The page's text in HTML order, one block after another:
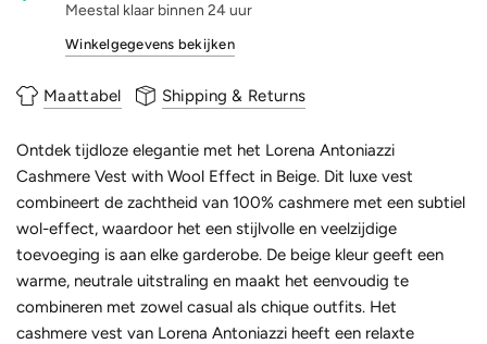
Meestal klaar binnen 24 uur
Winkelgegevens bekijken
Maattabel Shipping & Returns
Ontdek tijdloze elegantie met het Lorena Antoniazzi
Cashmere Vest with Wool Effect in Beige. Dit luxe vest
combineert de zachtheid van 100% cashmere met een subtiel
wol-effect, waardoor het een stijlvolle en veelzijdige
toevoeging is aan elke garderobe. De beige kleur geeft een
warme, neutrale uitstraling en maakt het eenvoudig te
combineren met zowel casual als chique outfits. Het
cashmere vest van Lorena Antoniazzi heeft een relaxte